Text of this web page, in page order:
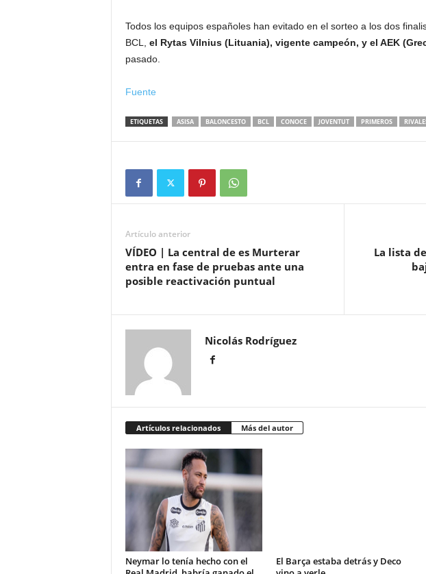
Todos los equipos españoles han evitado en el sorteo a los dos
BCL,
el Rytas Vilnius (Lituania), vigente campeón, y el AEK
pasado.
Fuente
ETIQUETAS ASISA BALONCESTO BCL CONOCE JOVENTUT PRIMEROS
Artículo anterior
VÍDEO | La central de es Murterar
entra en fase de pruebas ante una
posible reactivación puntual
La lista
Nicolás Rodríguez
Artículos relacionados Más del autor
Neymar lo tenía hecho con el
El Barça estaba detrás y Deco